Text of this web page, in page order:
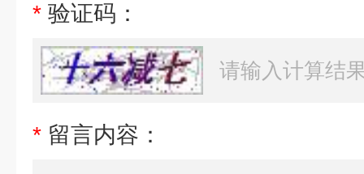
* 验证码：
* 留言内容：